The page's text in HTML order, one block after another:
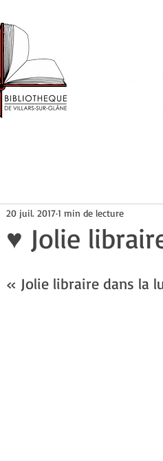
♥ Jolie
20 juil. 20171 min de lecture
« Jolie libraire dans la